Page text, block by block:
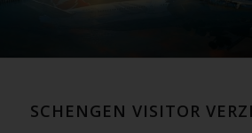
SCHENGEN VISITOR